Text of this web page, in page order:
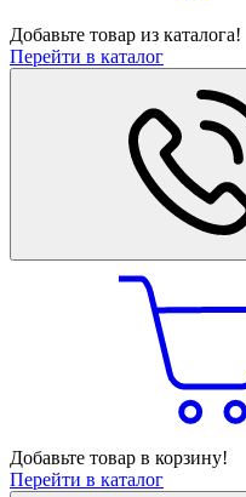
Добавьте товар из каталога!
Перейти в каталог
Добавьте товар в корзину!
Перейти в каталог